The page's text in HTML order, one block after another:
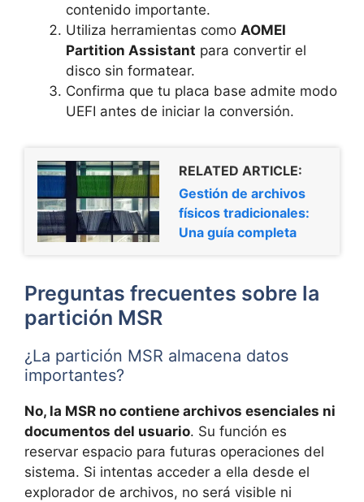
contenido importante.
Utiliza herramientas como AOMEI
Partition Assistant para convertir el
disco sin formatear.
Confirma que tu placa base admite modo
UEFI antes de iniciar la conversión.
RELATED ARTICLE:
Gestión de archivos
físicos tradicionales:
Una guía completa
Preguntas frecuentes sobre la
partición MSR
¿La partición MSR almacena datos
importantes?
No, la MSR no contiene archivos esenciales ni
documentos del usuario. Su función es
reservar espacio para futuras operaciones del
sistema. Si intentas acceder a ella desde el
explorador de archivos, no será visible ni